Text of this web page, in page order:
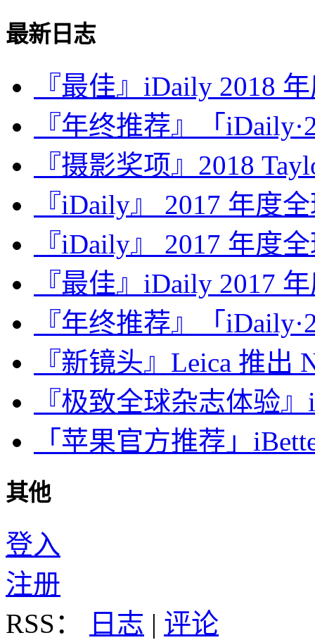
最新日志
『最佳』iDaily 2018
『年终推荐』「
『摄影奖项』2018
『iDaily』 2017 年度
『iDaily』 2017 年度
『最佳』iDaily 2017
『年终推荐』「
『新镜头』Leica 推出
『极致全球杂志体验
「苹果官方推荐」
其他
登入
注册
RSS：
日志 | 评论